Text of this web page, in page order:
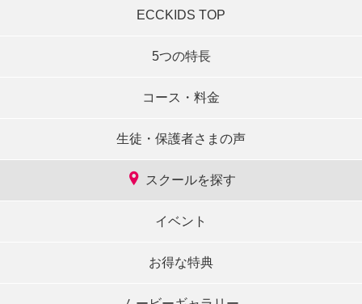
ECCKIDS TOP
5つの特長
コース・料金
生徒・保護者さまの声
スクールを探す
イベント
お得な特典